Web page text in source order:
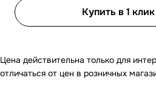
Купить в 1 клик
Цена действительна только для
отличаться от цен в розничных